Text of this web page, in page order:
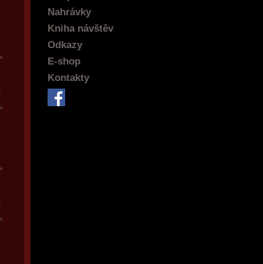
Nahrávky
Kniha návštěv
Odkazy
E-shop
Kontakty